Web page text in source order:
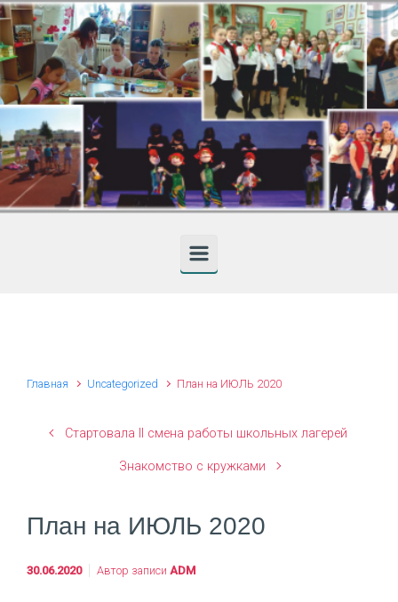
Skip to main content
Главная Uncategorized План на ИЮЛЬ 2020
Стартовала II смена работы школьных лагерей
Знакомство с кружками
План на ИЮЛЬ 2020
30.06.2020 Автор записи ADM